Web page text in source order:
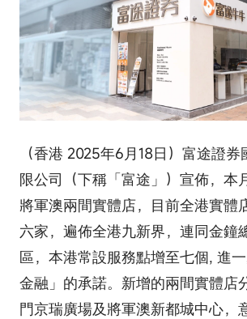
（香港 2025年6月18日）富途證
限公司（下稱「富途」）宣佈，本
將軍澳兩間實體店，目前全港實體
六家，遍佈全港九新界，連同金鐘
區，本港常設服務點增至七個, 進
金融」的承諾。新增的兩間實體店
門京瑞廣場及將軍澳新都城中心，